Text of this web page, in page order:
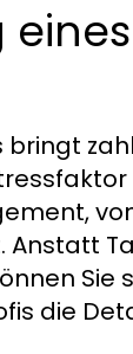
Anstatt
Sie
die